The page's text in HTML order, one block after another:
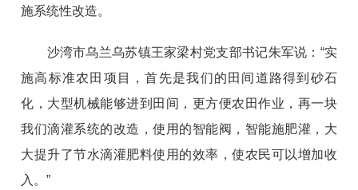
施系统性改造。
沙湾市乌兰乌苏镇王家梁村党支部书记朱军说：“实
施高标准农田项目，首先是我们的田间道路得到砂石
化，大型机械能够进到田间，更方便农田作业，再一块
我们滴灌系统的改造，使用的智能阀，智能施肥灌，大
大提升了节水滴灌肥料使用的效率，使农民可以增加收
入。”